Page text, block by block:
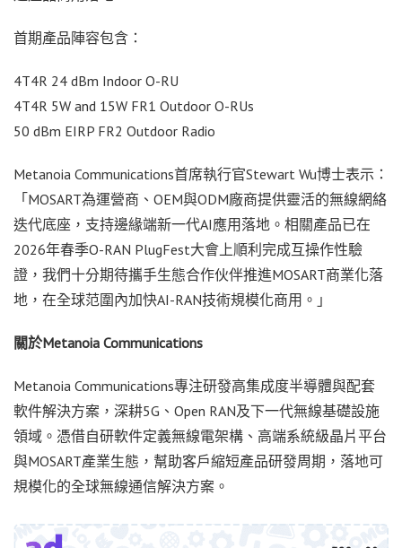
首期產品陣容包含：
4T4R 24 dBm Indoor O-RU
4T4R 5W and 15W FR1 Outdoor O-RUs
50 dBm EIRP FR2 Outdoor Radio
Metanoia Communications首席執行官Stewart Wu博士表示：
「MOSART為運營商、OEM與ODM廠商提供靈活的無線網絡
迭代底座，支持邊緣端新一代AI應用落地。相關產品已在
2026年春季O-RAN PlugFest大會上順利完成互操作性驗
證，我們十分期待攜手生態合作伙伴推進MOSART商業化落
地，在全球范圍內加快AI-RAN技術規模化商用。」
關於Metanoia Communications
Metanoia Communications專注研發高集成度半導體與配套
軟件解決方案，深耕5G、Open RAN及下一代無線基礎設施
領域。憑借自研軟件定義無線電架構、高端系統級晶片平台
與MOSART產業生態，幫助客戶縮短產品研發周期，落地可
規模化的全球無線通信解決方案。